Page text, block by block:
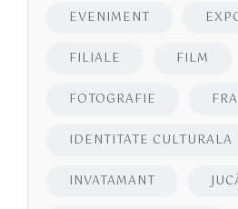
EVENIMENT
FILIALE FILM
FOTOGRAFIE
IDENTITATE CULTURALA
INVATAMANT